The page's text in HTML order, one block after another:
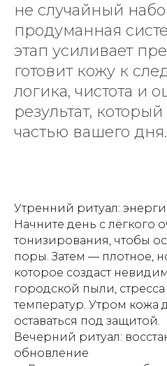
не случайный
продуманная
этап усиливает
готовит кожу к
логика, чистота и
результат,
частью вашего дня.
Утренний ритуал:
Начните день с лёгкого
тонизирования, чтобы
поры. Затем — плотное,
которое создаст
городской пыли,
температур. Утром кожа
оставаться под защитой.
Вечерний ритуал:
обновление